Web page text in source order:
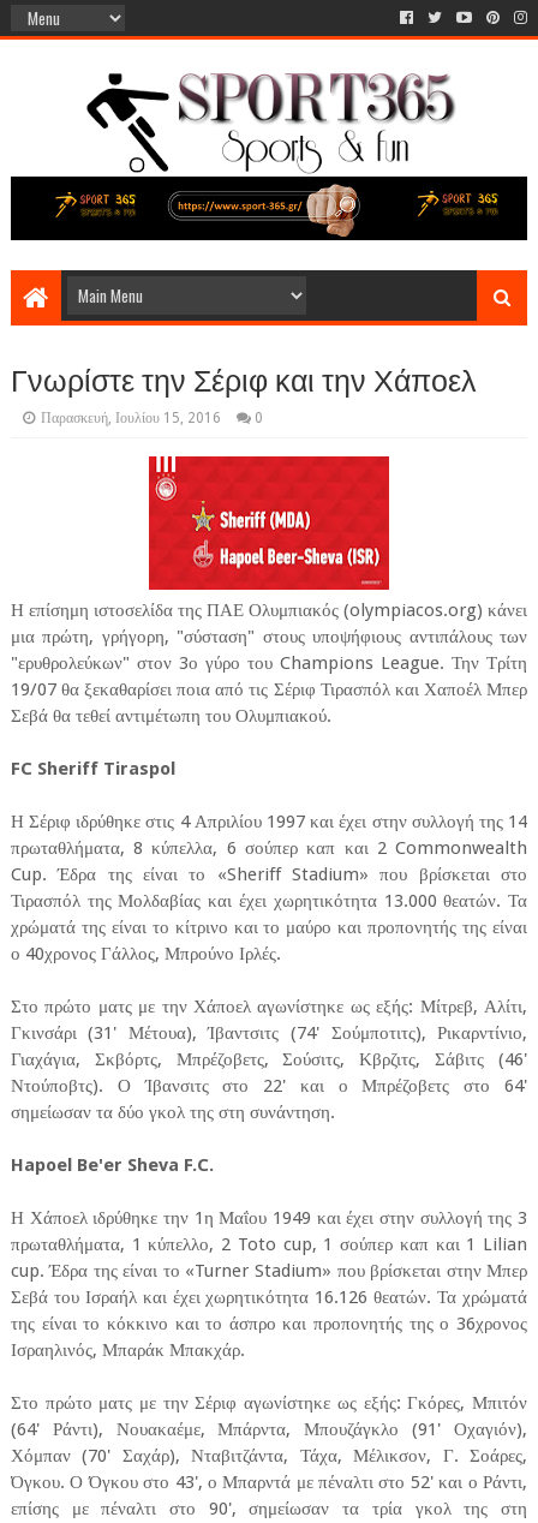
Γνωρίστε την Σέριφ και την Χάποελ
Παρασκευή, Ιουλίου 15, 2016 0
Η επίσημη ιστοσελίδα της ΠΑΕ Ολυμπιακός (olympiacos.org) κάνει
μια πρώτη, γρήγορη, "σύσταση" στους υποψήφιους αντιπάλους των
"ερυθρολεύκων" στον 3ο γύρο του Champions League. Την Τρίτη
19/07 θα ξεκαθαρίσει ποια από τις Σέριφ Τιρασπόλ και Χαποέλ Μπερ
Σεβά θα τεθεί αντιμέτωπη του Ολυμπιακού.
FC Sheriff Tiraspol
Η Σέριφ ιδρύθηκε στις 4 Απριλίου 1997 και έχει στην συλλογή της 14
πρωταθλήματα, 8 κύπελλα, 6 σούπερ καπ και 2 Commonwealth
Cup. Έδρα της είναι το «Sheriff Stadium» που βρίσκεται στο
Τιρασπόλ της Μολδαβίας και έχει χωρητικότητα 13.000 θεατών. Τα
χρώματά της είναι το κίτρινο και το μαύρο και προπονητής της είναι
ο 40χρονος Γάλλος, Μπρούνο Ιρλές.
Στο πρώτο ματς με την Χάποελ αγωνίστηκε ως εξής: Μίτρεβ, Αλίτι,
Γκινσάρι (31' Μέτουα), Ίβαντσιτς (74' Σούμποτιτς), Ρικαρντίνιο,
Γιαχάγια, Σκβόρτς, Μπρέζοβετς, Σούσιτς, Κβρζιτς, Σάβιτς (46'
Ντούποβτς). Ο Ίβανσιτς στο 22' και ο Μπρέζοβετς στο 64'
σημείωσαν τα δύο γκολ της στη συνάντηση.
Hapoel Be'er Sheva F.C.
Η Χάποελ ιδρύθηκε την 1η Μαΐου 1949 και έχει στην συλλογή της 3
πρωταθλήματα, 1 κύπελλο, 2 Toto cup, 1 σούπερ καπ και 1 Lilian
cup. Έδρα της είναι το «Turner Stadium» που βρίσκεται στην Μπερ
Σεβά του Ισραήλ και έχει χωρητικότητα 16.126 θεατών. Τα χρώματά
της είναι το κόκκινο και το άσπρο και προπονητής της ο 36χρονος
Ισραηλινός, Μπαράκ Μπακχάρ.
Στο πρώτο ματς με την Σέριφ αγωνίστηκε ως εξής: Γκόρες, Μπιτόν
(64' Ράντι), Νουακαέμε, Μπάρντα, Μπουζάγκλο (91' Οχαγιόν),
Χόμπαν (70' Σαχάρ), Νταβιτζάντα, Τάχα, Μέλικσον, Γ. Σοάρες,
Όγκου. Ο Όγκου στο 43', ο Μπαρντά με πέναλτι στο 52' και ο Ράντι,
επίσης με πέναλτι στο 90', σημείωσαν τα τρία γκολ της στη